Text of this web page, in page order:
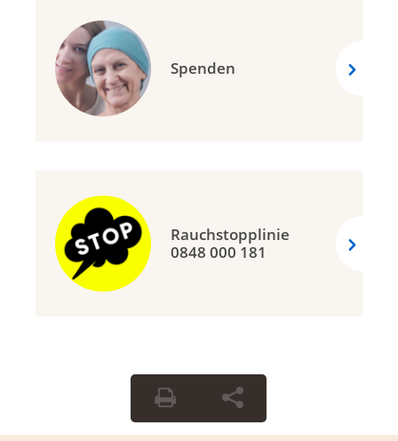
Spenden
Rauchstopplinie
0848 000 181